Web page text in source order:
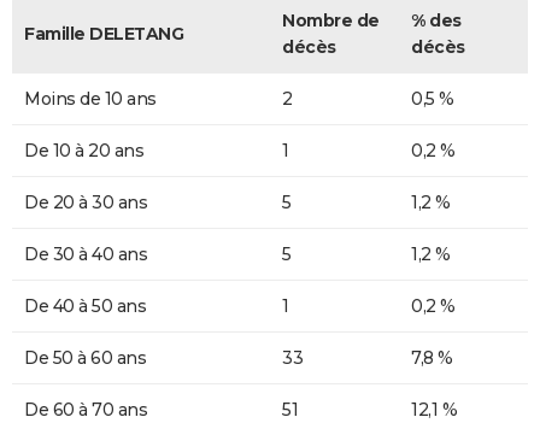
Famille DELETANG
Nombre de
décès
% des
décès
Moins de 10 ans 2 0,5 %
De 10 à 20 ans 1 0,2 %
De 20 à 30 ans 5 1,2 %
De 30 à 40 ans 5 1,2 %
De 40 à 50 ans 1 0,2 %
De 50 à 60 ans 33 7,8 %
De 60 à 70 ans 51 12,1 %